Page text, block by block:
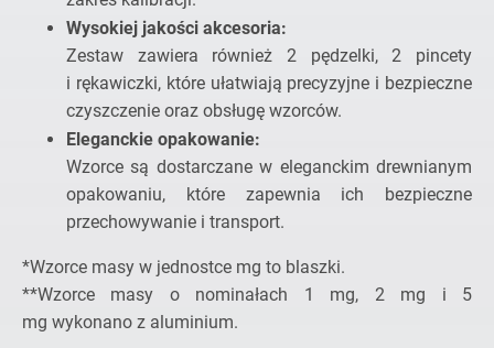
Wysokiej jakości akcesoria:
Zestaw zawiera również 2 pędzelki, 2 pincety
i rękawiczki, które ułatwiają precyzyjne i bezpieczne
czyszczenie oraz obsługę wzorców.
Eleganckie opakowanie:
Wzorce są dostarczane w eleganckim drewnianym
opakowaniu, które zapewnia ich bezpieczne
przechowywanie i transport.
*Wzorce masy w jednostce mg to blaszki.
**Wzorce masy o nominałach 1 mg, 2 mg i 5
mg wykonano z aluminium.